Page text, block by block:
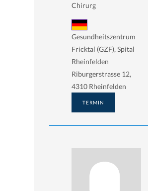
Chirurg
Gesundheitszentrum
Fricktal (GZF), Spital
Rheinfelden
Riburgerstrasse 12,
4310 Rheinfelden
TERMIN